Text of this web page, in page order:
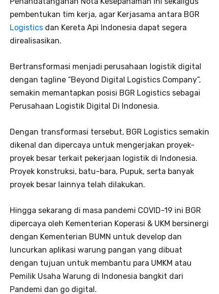
pembentukan tim kerja, agar Kerjasama antara BGR
Logistics dan Kereta Api Indonesia dapat segera
direalisasikan.
Bertransformasi menjadi perusahaan logistik digital
dengan tagline “Beyond Digital Logistics Company”,
semakin memantapkan posisi BGR Logistics sebagai
Perusahaan Logistik Digital Di Indonesia.
Dengan transformasi tersebut, BGR Logistics semakin
dikenal dan dipercaya untuk mengerjakan proyek-
proyek besar terkait pekerjaan logistik di Indonesia.
Proyek konstruksi, batu-bara, Pupuk, serta banyak
proyek besar lainnya telah dilakukan.
Hingga sekarang di masa pandemi COVID-19 ini BGR
dipercaya oleh Kementerian Koperasi & UKM bersinergi
dengan Kementerian BUMN untuk develop dan
luncurkan aplikasi warung pangan yang dibuat
dengan tujuan untuk membantu para UMKM atau
Pemilik Usaha Warung di Indonesia bangkit dari
Pandemi dan go digital.